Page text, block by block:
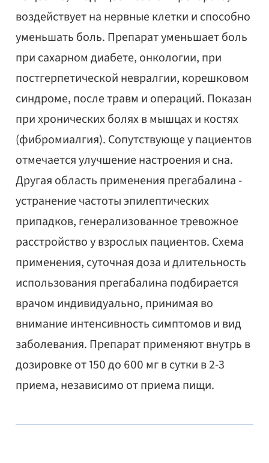
воздействует на нервные клетки и способно
уменьшать боль. Препарат уменьшает боль
при сахарном диабете, онкологии, при
постгерпетической невралгии, корешковом
синдроме, после травм и операций. Показан
при хронических болях в мышцах и костях
(фибромиалгия). Сопутствующе у пациентов
отмечается улучшение настроения и сна.
Другая область применения прегабалина -
устранение частоты эпилептических
припадков, генерализованное тревожное
расстройство у взрослых пациентов. Схема
применения, суточная доза и длительность
использования прегабалина подбирается
врачом индивидуально, принимая во
внимание интенсивность симптомов и вид
заболевания. Препарат применяют внутрь в
дозировке от 150 до 600 мг в сутки в 2-3
приема, независимо от приема пищи.